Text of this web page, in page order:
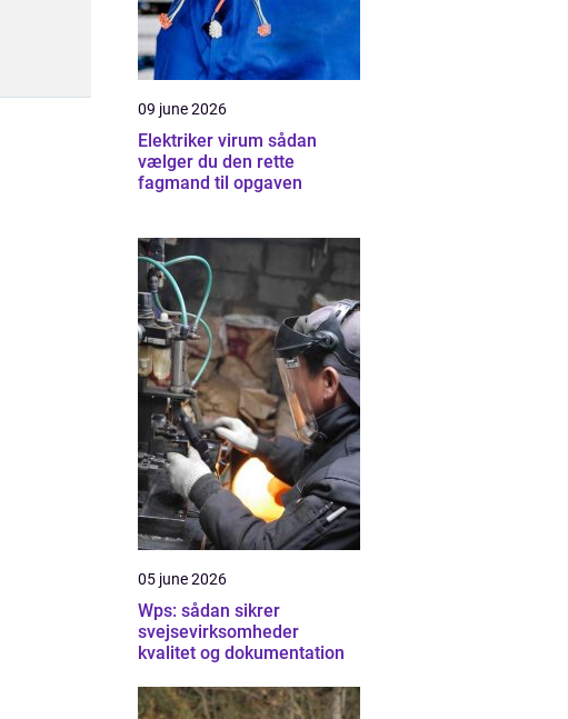
09 june 2026
Elektriker virum sådan
vælger du den rette
fagmand til opgaven
05 june 2026
Wps: sådan sikrer
svejsevirksomheder
kvalitet og dokumentation